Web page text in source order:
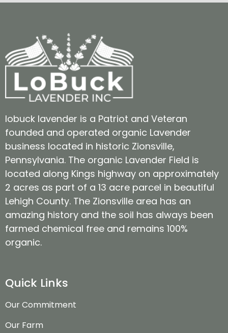
lobuck lavender is a Patriot and Veteran
founded and operated organic Lavender
business located in historic Zionsville,
Pennsylvania. The organic Lavender Field is
located along Kings highway on approximately
2 acres as part of a 13 acre parcel in beautiful
Lehigh County. The Zionsville area has an
amazing history and the soil has always been
farmed chemical free and remains 100%
organic.
Quick Links
Our Commitment
Our Farm